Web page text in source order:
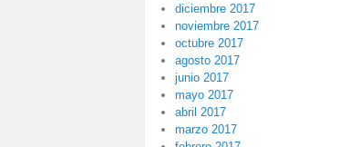
diciembre 2017
noviembre 2017
octubre 2017
agosto 2017
junio 2017
mayo 2017
abril 2017
marzo 2017